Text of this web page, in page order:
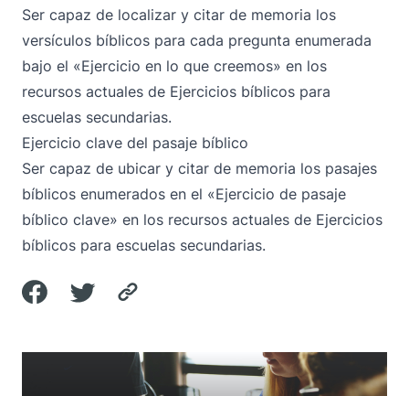
Ser capaz de localizar y citar de memoria los
versículos bíblicos para cada pregunta enumerada
bajo el «Ejercicio en lo que creemos» en los
recursos actuales de Ejercicios bíblicos para
escuelas secundarias.
Ejercicio clave del pasaje bíblico
Ser capaz de ubicar y citar de memoria los pasajes
bíblicos enumerados en el «Ejercicio de pasaje
bíblico clave» en los recursos actuales de Ejercicios
bíblicos para escuelas secundarias.